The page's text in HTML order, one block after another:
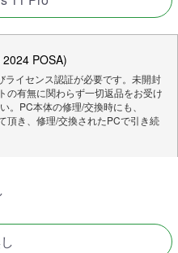
POSA)
イセンス認証が必要です。未開封
の有無に関わらず一切返品をお受け
。PC本体の修理/交換時にも、
頂き、修理/交換されたPCで引き続